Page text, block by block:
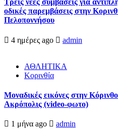
Τρεις νέες συμβάσεις για
οδικές παρεμβάσεις στην
Πελοποννήσου
4 ημέρες ago admin
ΑΘΛΗΤΙΚΑ
Κορινθία
Μοναδικές εικόνες στην
Ακρόπολις (video-φωτο)
1 μήνα ago admin